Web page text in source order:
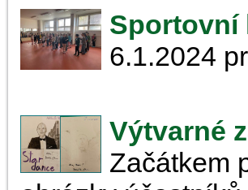
Sportovní
6.1.2024
Výtvarné
Začátkem